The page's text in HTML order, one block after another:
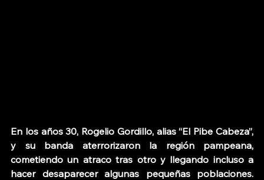
En los años 30, Rogelio Gordillo, alias “El Pibe Cabeza”,
y su banda aterrorizaron la región pampeana,
cometiendo un atraco tras otro y llegando incluso a
hacer desaparecer algunas pequeñas poblaciones.